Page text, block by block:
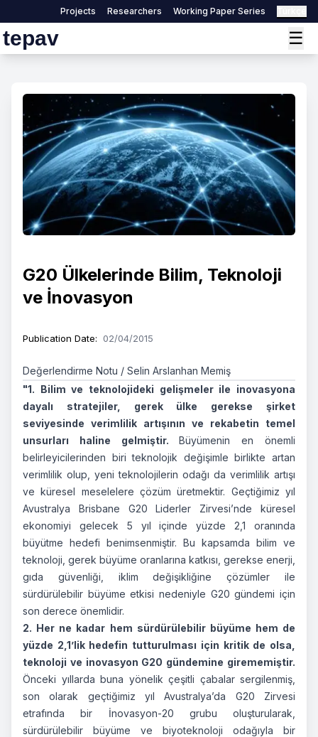
Projects Researchers Working Paper Series
tepav ☰
G20 Ülkelerinde Bilim, Teknoloji
ve İnovasyon
Publication Date: 02/04/2015
Değerlendirme Notu / Selin Arslanhan Memiş
"1. Bilim ve teknolojideki gelişmeler ile inovasyona
dayalı stratejiler, gerek ülke gerekse şirket
seviyesinde verimlilik artışının ve rekabetin temel
unsurları haline gelmiştir.Büyümenin en önemli
belirleyicilerinden biri teknolojik değişimle birlikte artan
verimlilik olup, yeni teknolojilerin odağı da verimlilik artışı
ve küresel meselelere çözüm üretmektir. Geçtiğimiz yıl
Avustralya Brisbane G20 Liderler Zirvesi’nde küresel
ekonomiyi gelecek 5 yıl içinde yüzde 2,1 oranında
büyütme hedefi benimsenmiştir. Bu kapsamda bilim ve
teknoloji, gerek büyüme oranlarına katkısı, gerekse enerji,
gıda güvenliği, iklim değişikliğine çözümler ile
sürdürülebilir büyüme etkisi nedeniyle G20 gündemi için
son derece önemlidir.
2. Her ne kadar hem sürdürülebilir büyüme hem de
yüzde 2,1’lik hedefin tutturulması için kritik de olsa,
teknoloji ve inovasyon G20 gündemine girememiştir.
Önceki yıllarda buna yönelik çeşitli çabalar sergilenmiş,
son olarak geçtiğimiz yıl Avustralya’da G20 Zirvesi
etrafında bir İnovasyon-20 grubu oluşturularak,
sürdürülebilir büyüme ve biyoteknoloji odağıyla bir